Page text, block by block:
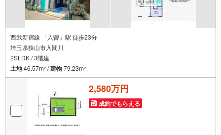
西武新宿線 「入曽」駅 徒歩23分
埼玉県狭山市入間川
2SLDK / 3階建
土地46.57m2 /建物79.23m2
2,580万円
成約でもらえる